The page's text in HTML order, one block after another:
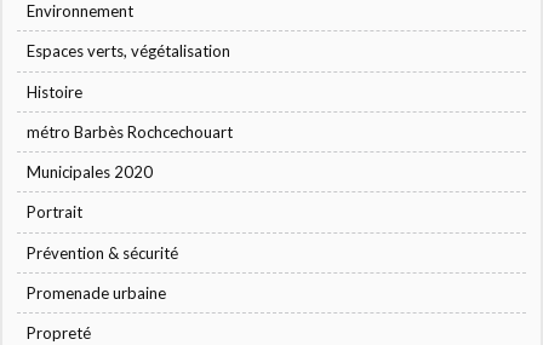
Environnement
Espaces verts, végétalisation
Histoire
métro Barbès Rochcechouart
Municipales 2020
Portrait
Prévention & sécurité
Promenade urbaine
Propreté